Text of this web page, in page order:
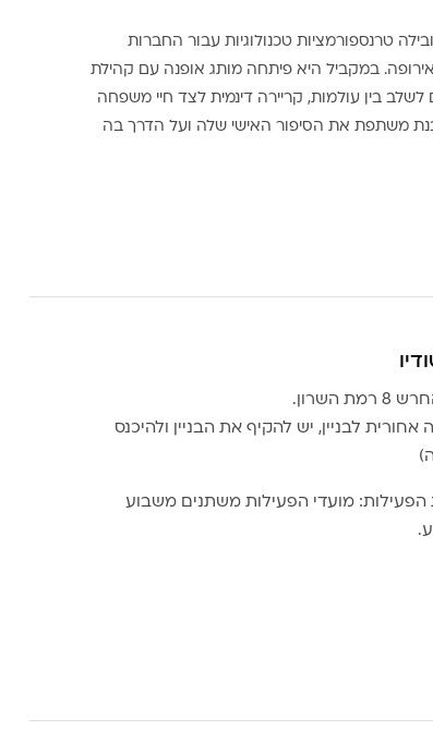
טרנספורמציות טכנולוגיות עבור החברות
במקביל היא פיתחה מותג אופנה עם קהילת
בין עולמות, קריירה דינמית לצד חיי משפחה
משתפת את הסיפור האישי שלה ועל הדרך בה
השרון.
אחורית לבניין, יש להקיף את הבניין ולהיכנס
הפעילות: מועדי הפעילות משתנים משבוע